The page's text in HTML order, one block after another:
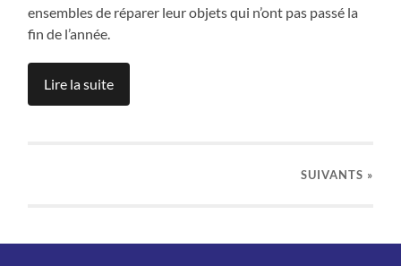
ensembles de réparer leur objets qui n’ont pas passé la
fin de l’année.
Lire la suite
SUIVANTS »